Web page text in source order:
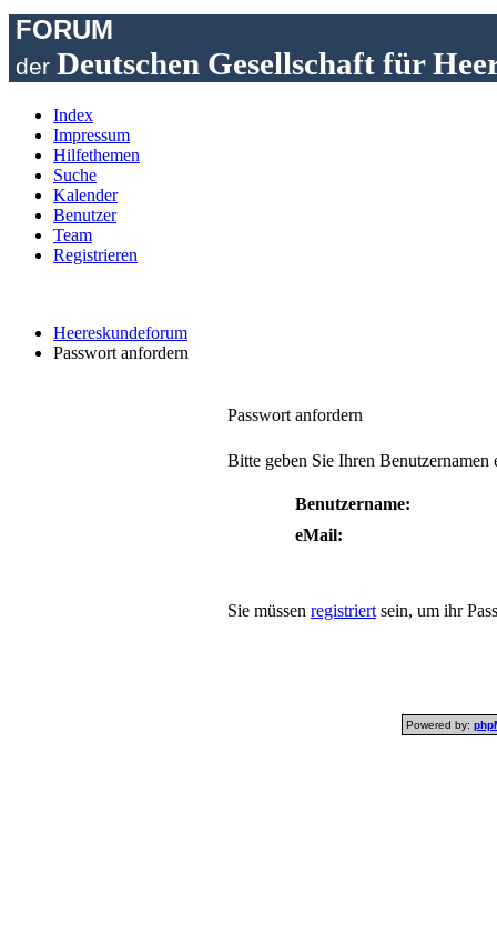
FORUM
der Deutschen Gesellschaft für
Index
Impressum
Hilfethemen
Suche
Kalender
Benutzer
Team
Registrieren
Heereskundeforum
Passwort anfordern
Passwort anfordern
Bitte geben Sie Ihren Benutzernamen
Benutzername:
eMail:
Sie müssen registriert sein, um ihr
Powered by: